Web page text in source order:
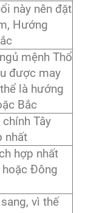
này nên đặt
Hướng
mệnh Thổ
được may
là hướng
Bắc
Tây
nhất
hợp nhất
Đông
vì thế